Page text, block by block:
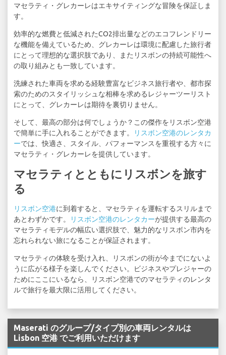
マセラティ・グレカーレはエキサイティングな冒険を保証しま
す。
効率的な燃費と低減されたCO2排出量などのエコフレンドリー
な機能を備えているため、グレカーレは環境に配慮した旅行者
にとって理想的な選択肢であり、またリスボンの持続可能性へ
の取り組みとも一致しています。
洗練された車両を求める経験豊富なビジネス旅行者や、都市探
索のためのスタイリッシュな相棒を求めるレジャーツーリスト
にとって、グレカーレは期待を裏切りません。
そして、最高の部分は何でしょうか？この傑作をリスボン空港
で簡単に手に入れることができます。
リスボン空港のレンタカ
ーでは、快適さ、スタイル、パフォーマンスを重視する方々に
マセラティ・グレカーレを提供しています。
マセラティとともにリスボンを旅す
る
リスボン空港に到着すると、マセラティを運転するスリルまで
あとわずかです。
リスボン空港のレンタカーが提供する最高の
マセラティモデルの幅広い選択肢で、魅力的なリスボン市内を
忘れられない旅になることが保証されます。
マセラティの体験を受け入れ、リスボンの街が今までにないよ
うに広がる様子を楽しんでください。ビジネスやプレジャーの
ためにここにいるなら、リスボン空港でのマセラティのレンタ
ルで旅行を最大限に活用してください。
Maserati のグループ/タイプ別の車両レンタルは
Lisbon 空港 でご利用いただけます